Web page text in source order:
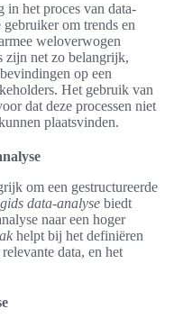
in het proces van data-
om trends en
weloverwogen
zijn net zo belangrijk,
op een
Het gebruik van
dat deze processen niet
plaatsvinden.
om een gestructureerde
gids data-analyse biedt
naar een hoger
helpt bij het definiëren
data, en het